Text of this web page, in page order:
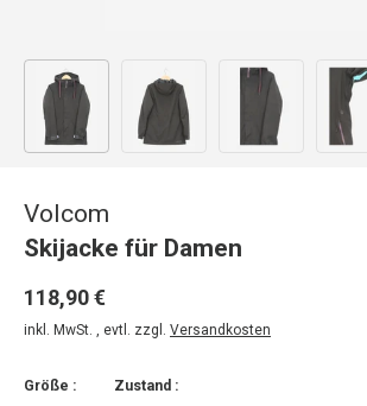
Bild 1 in Galerieansicht laden
Volcom
Skijacke für Damen
118,90 €
inkl. MwSt. , evtl. zzgl. Versandkosten
Größe : Zustand :